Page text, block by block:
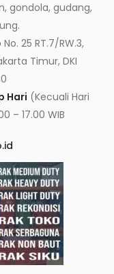
gondola, gudang,
25 RT.7/RW.3,
Timur, DKI
Hari (Kecuali Hari
– 17.00 WIB